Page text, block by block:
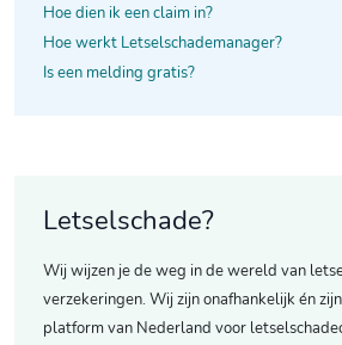
Hoe dien ik een claim in?
Hoe werkt Letselschademanager?
Is een melding gratis?
Letselschade?
Wij wijzen je de weg in de wereld van
verzekeringen. Wij zijn onafhankelijk én
platform van Nederland voor